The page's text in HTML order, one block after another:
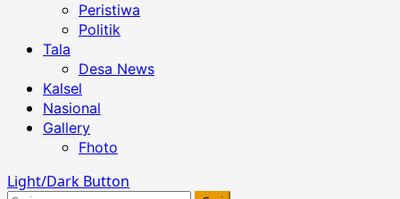
Peristiwa
Politik
Tala
Desa News
Kalsel
Nasional
Gallery
Fhoto
Light/Dark Button